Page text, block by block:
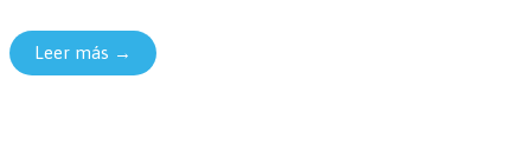
Leer más →